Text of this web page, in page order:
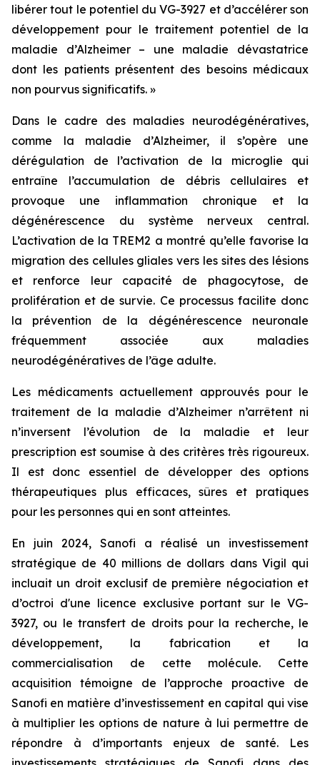
libérer tout le potentiel du VG-3927 et d’accélérer son
développement pour le traitement potentiel de la
maladie d’Alzheimer – une maladie dévastatrice
dont les patients présentent des besoins médicaux
non pourvus significatifs. »
Dans le cadre des maladies neurodégénératives,
comme la maladie d’Alzheimer, il s’opère une
dérégulation de l’activation de la microglie qui
entraîne l’accumulation de débris cellulaires et
provoque une inflammation chronique et la
dégénérescence du système nerveux central.
L’activation de la TREM2 a montré qu’elle favorise la
migration des cellules gliales vers les sites des lésions
et renforce leur capacité de phagocytose, de
prolifération et de survie. Ce processus facilite donc
la prévention de la dégénérescence neuronale
fréquemment associée aux maladies
neurodégénératives de l’âge adulte.
Les médicaments actuellement approuvés pour le
traitement de la maladie d’Alzheimer n’arrêtent ni
n’inversent l’évolution de la maladie et leur
prescription est soumise à des critères très rigoureux.
Il est donc essentiel de développer des options
thérapeutiques plus efficaces, sûres et pratiques
pour les personnes qui en sont atteintes.
En juin 2024, Sanofi a réalisé un investissement
stratégique de 40 millions de dollars dans Vigil qui
incluait un droit exclusif de première négociation et
d’octroi d'une licence exclusive portant sur le VG-
3927, ou le transfert de droits pour la recherche, le
développement, la fabrication et la
commercialisation de cette molécule. Cette
acquisition témoigne de l’approche proactive de
Sanofi en matière d’investissement en capital qui vise
à multiplier les options de nature à lui permettre de
répondre à d’importants enjeux de santé. Les